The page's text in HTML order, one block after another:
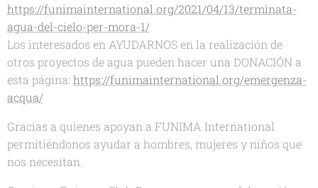
https://funimainternational.org/2021/04/13/terminata-
agua-del-cielo-per-mora-1/
Los interesados en AYUDARNOS en la realización de
otros proyectos de agua pueden hacer una DONACIÓN a
esta página: https://funimainternational.org/emergenza-
acqua/
Gracias a quienes apoyan a FUNIMA International
permitiéndonos ayudar a hombres, mujeres y niños que
nos necesitan.